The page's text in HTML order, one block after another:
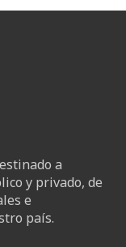
a
y privado, de
e
país.